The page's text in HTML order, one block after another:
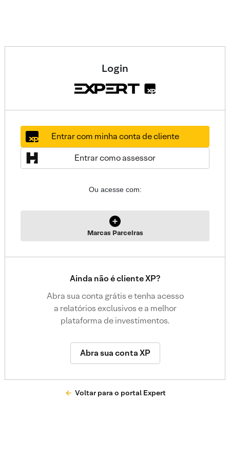
Login
Entrar com minha conta de cliente
Entrar como assessor
Ou acesse com:
Marcas Parceiras
Ainda não é cliente XP?
Abra sua conta grátis e tenha acesso
a relatórios exclusivos e a melhor
plataforma de investimentos.
Abra sua conta XP
Voltar para o portal Expert